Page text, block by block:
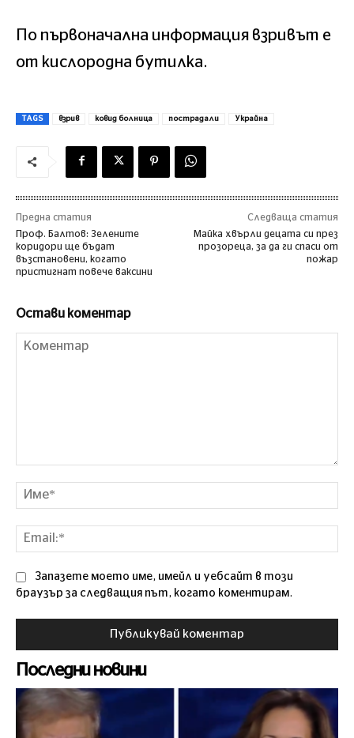
По първоначална информация взривът е
от кислородна бутилка.
TAGS взрив ковид болница пострадали Украйна
Предна статия
Проф. Балтов: Зелените
коридори ще бъдат
възстановени, когато
пристигнат повече ваксини
Следваща статия
Майка хвърли децата си през
прозореца, за да ги спаси от
пожар
Остави коментар
Запазете моето име, имейл и уебсайт в този
браузър за следващия път, когато коментирам.
Последни новини